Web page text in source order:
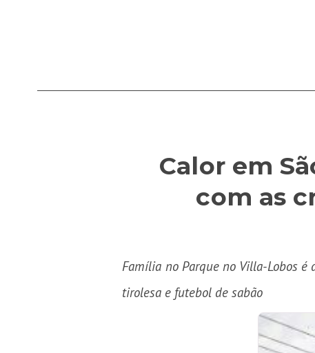
Calor em
com as
Família no Parque no Villa-Lobos é
tirolesa e futebol de sabão